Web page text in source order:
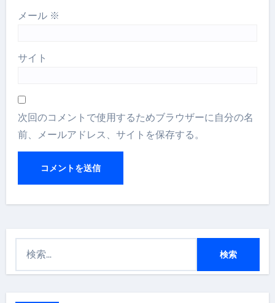
メール ※
サイト
次回のコメントで使用するためブラウザーに自分の名
前、メールアドレス、サイトを保存する。